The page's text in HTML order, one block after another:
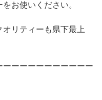
お使いください。
オリティーも県下最上
ーーーーーーーーーー